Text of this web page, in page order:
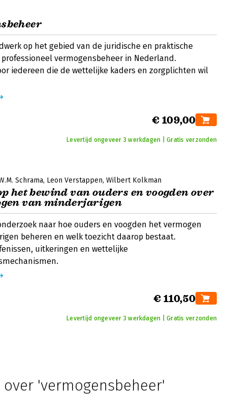
op het gebied van de juridische en praktische
vermogensbeheer in Nederland.
iedereen die de wettelijke kaders en zorgplichten wil
€ 109,00
Levertijd ongeveer 3 werkdagen | Gratis verzonden
Schrama Leon Verstappen Wilbert Kolkman
het bewind van ouders en voogden over
van minderjarigen
naar hoe ouders en voogden het vermogen
beheren en welk toezicht daarop bestaat.
uitkeringen en wettelijke
€ 110,50
Levertijd ongeveer 3 werkdagen | Gratis verzonden
'vermogensbeheer'